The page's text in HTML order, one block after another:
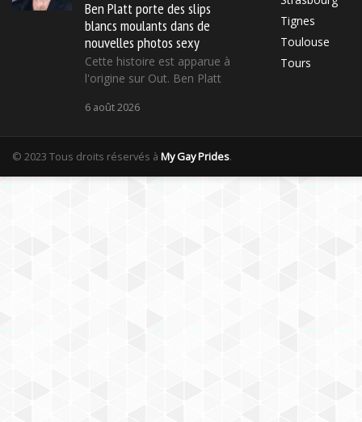
Ben Platt porte des slips
blancs moulants dans de
nouvelles photos sexy
Cette histoire est apparue à
l'origine sur Out. Ben Platt
6 août 2026
Tignes
Toulouse
Tours
© 2023 Tous droits réservés à My Gay Prides.